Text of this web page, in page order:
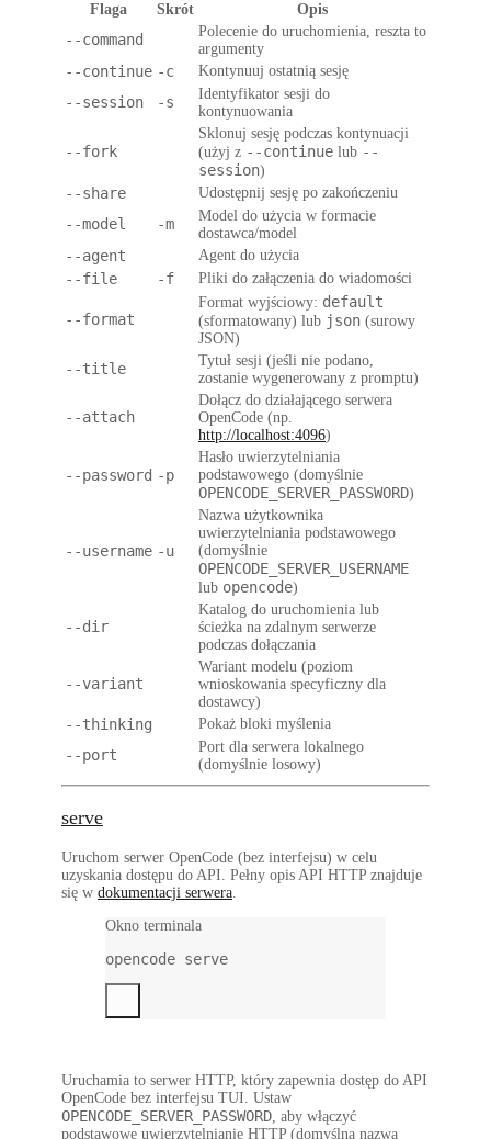
Flaga Skrót Opis
--command
Polecenie do uruchomienia, reszta to
argumenty
--continue -c Kontynuuj ostatnią sesję
--session -s
Identyfikator sesji do
kontynuowania
--fork
Sklonuj sesję podczas kontynuacji
(użyj z --continue lub --
session)
--share Udostępnij sesję po zakończeniu
--model -m
Model do użycia w formacie
dostawca/model
--agent Agent do użycia
--file -f Pliki do załączenia do wiadomości
--format
Format wyjściowy: default
(sformatowany) lub json (surowy
JSON)
--title
Tytuł sesji (jeśli nie podano,
zostanie wygenerowany z promptu)
--attach
Dołącz do działającego serwera
OpenCode (np.
http://localhost:4096)
--password -p
Hasło uwierzytelniania
podstawowego (domyślnie
OPENCODE_SERVER_PASSWORD)
--username -u
Nazwa użytkownika
uwierzytelniania podstawowego
(domyślnie
OPENCODE_SERVER_USERNAME
lub opencode)
--dir
Katalog do uruchomienia lub
ścieżka na zdalnym serwerze
podczas dołączania
--variant
Wariant modelu (poziom
wnioskowania specyficzny dla
dostawcy)
--thinking Pokaż bloki myślenia
--port
Port dla serwera lokalnego
(domyślnie losowy)
serve
Uruchom serwer OpenCode (bez interfejsu) w celu
uzyskania dostępu do API. Pełny opis API HTTP znajduje
się w dokumentacji serwera.
Okno terminala
opencode serve
Uruchamia to serwer HTTP, który zapewnia dostęp do API
OpenCode bez interfejsu TUI. Ustaw
OPENCODE_SERVER_PASSWORD, aby włączyć
podstawowe uwierzytelnianie HTTP (domyślna nazwa